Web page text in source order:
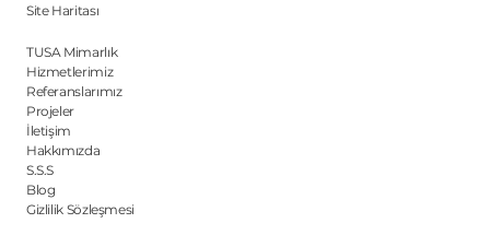
Site Haritası
TUSA Mimarlık
Hizmetlerimiz
Referanslarımız
Projeler
İletişim
Hakkımızda
S.S.S
Blog
Gizlilik Sözleşmesi